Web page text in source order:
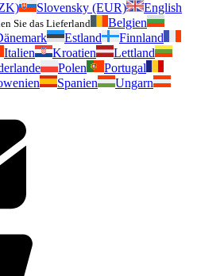
Slovensky (EUR)
English
Sie das Lieferland
Belgien
Estland
Finnland
Italien Kroatien
Lettland
Polen
Portugal
Spanien
Ungarn